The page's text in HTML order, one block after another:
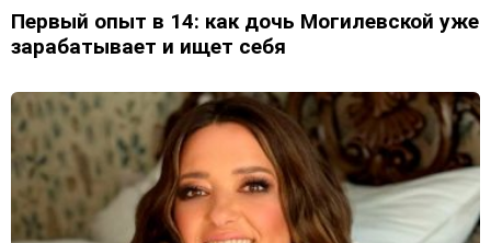
Первый опыт в 14: как дочь Могилевской уже
зарабатывает и ищет себя